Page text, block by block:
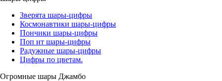
Зверята шары-цифры
Космонавтики шары-цифры
Пончики шары-цифры
Поп ит шары-цифры
Радужные шары-цифры
Цифры по цветам.
Огромные шары Джамбо